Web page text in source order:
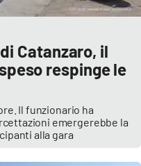
Catanzaro, il
respinge le
Il funzionario ha
emergerebbe la
alla gara